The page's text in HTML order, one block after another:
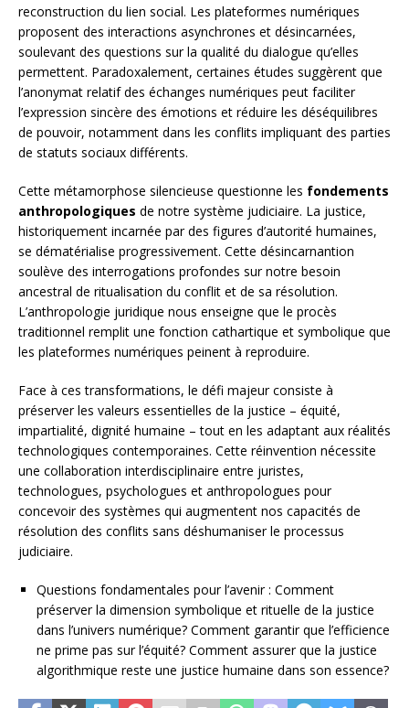
reconstruction du lien social. Les plateformes numériques
proposent des interactions asynchrones et désincarnées,
soulevant des questions sur la qualité du dialogue qu’elles
permettent. Paradoxalement, certaines études suggèrent que
l’anonymat relatif des échanges numériques peut faciliter
l’expression sincère des émotions et réduire les déséquilibres
de pouvoir, notamment dans les conflits impliquant des parties
de statuts sociaux différents.
Cette métamorphose silencieuse questionne les fondements
anthropologiques de notre système judiciaire. La justice,
historiquement incarnée par des figures d’autorité humaines,
se dématérialise progressivement. Cette désincarnantion
soulève des interrogations profondes sur notre besoin
ancestral de ritualisation du conflit et de sa résolution.
L’anthropologie juridique nous enseigne que le procès
traditionnel remplit une fonction cathartique et symbolique que
les plateformes numériques peinent à reproduire.
Face à ces transformations, le défi majeur consiste à
préserver les valeurs essentielles de la justice – équité,
impartialité, dignité humaine – tout en les adaptant aux réalités
technologiques contemporaines. Cette réinvention nécessite
une collaboration interdisciplinaire entre juristes,
technologues, psychologues et anthropologues pour
concevoir des systèmes qui augmentent nos capacités de
résolution des conflits sans déshumaniser le processus
judiciaire.
Questions fondamentales pour l’avenir : Comment
préserver la dimension symbolique et rituelle de la justice
dans l’univers numérique? Comment garantir que l’efficience
ne prime pas sur l’équité? Comment assurer que la justice
algorithmique reste une justice humaine dans son essence?